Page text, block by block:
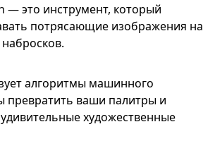
— это инструмент, который
потрясающие изображения на
алгоритмы машинного
превратить ваши палитры и
художественные